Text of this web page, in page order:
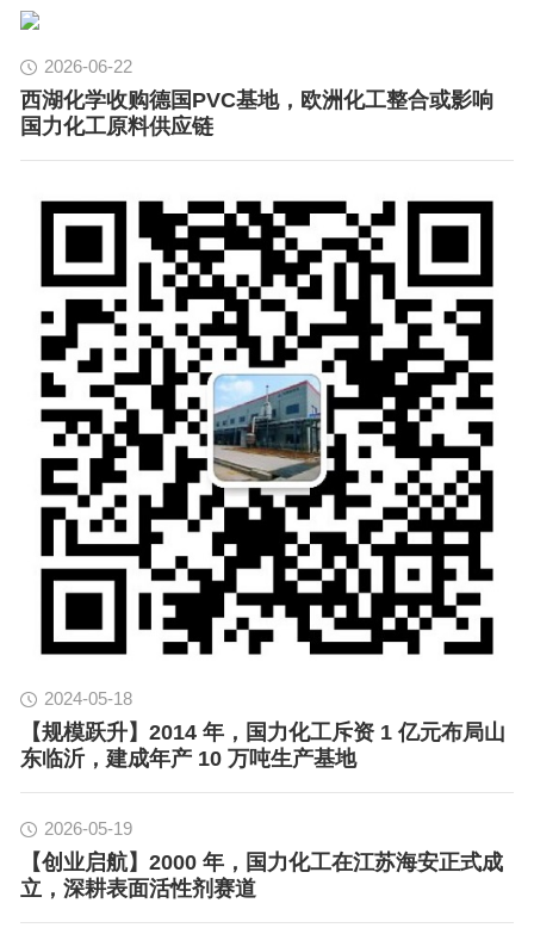
2026-06-22
西湖化学收购德国PVC基地，欧洲化工整合或影响
国力化工原料供应链
2024-05-18
【规模跃升】2014 年，国力化工斥资 1 亿元布局山
东临沂，建成年产 10 万吨生产基地
2026-05-19
【创业启航】2000 年，国力化工在江苏海安正式成
立，深耕表面活性剂赛道